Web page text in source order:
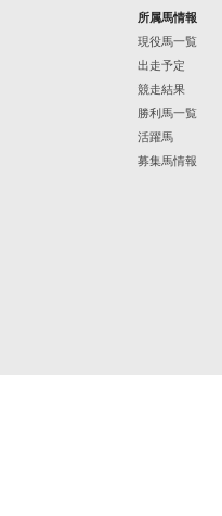
所属馬情報
現役馬一覧
出走予定
競走結果
勝利馬一覧
活躍馬
募集馬情報